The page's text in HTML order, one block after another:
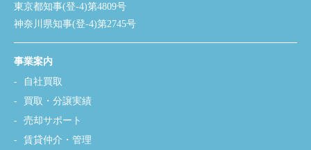
東京都知事(登-4)第4809号
神奈川県知事(登-4)第2745号
事業案内
自社買取
買取・分譲実績
売却サポート
賃貸仲介・管理